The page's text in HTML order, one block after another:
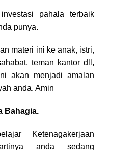
pahala terbaik
punya.
materi ini ke anak, istri,
teman kantor dll,
akan menjadi amalan
anda. Amin
Bahagia.
Ketenagakerjaan
anda sedang